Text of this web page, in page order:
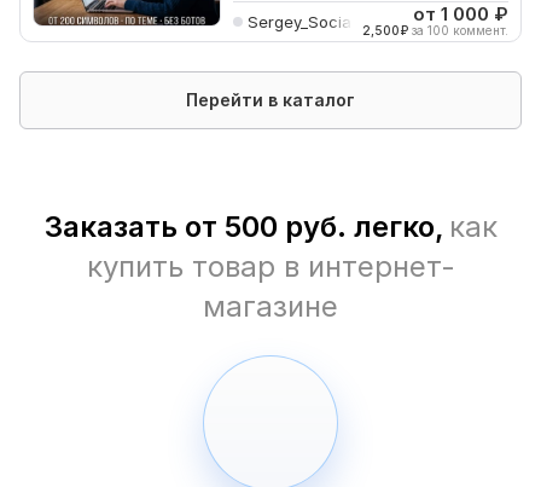
Sergey_SocialClub от 1 000 ₽
2,500₽ за 100 коммент.
Перейти в каталог
Заказать от 500 руб. легко, как
купить товар в интернет-
магазине